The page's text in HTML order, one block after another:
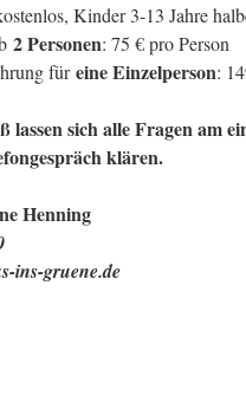
Kinder 3-13 Jahre
2 Personen: 75 € pro Person
füreine Einzelperson:
lassen sich alle Fragen am
klären.
Henning
ins-gruene.de